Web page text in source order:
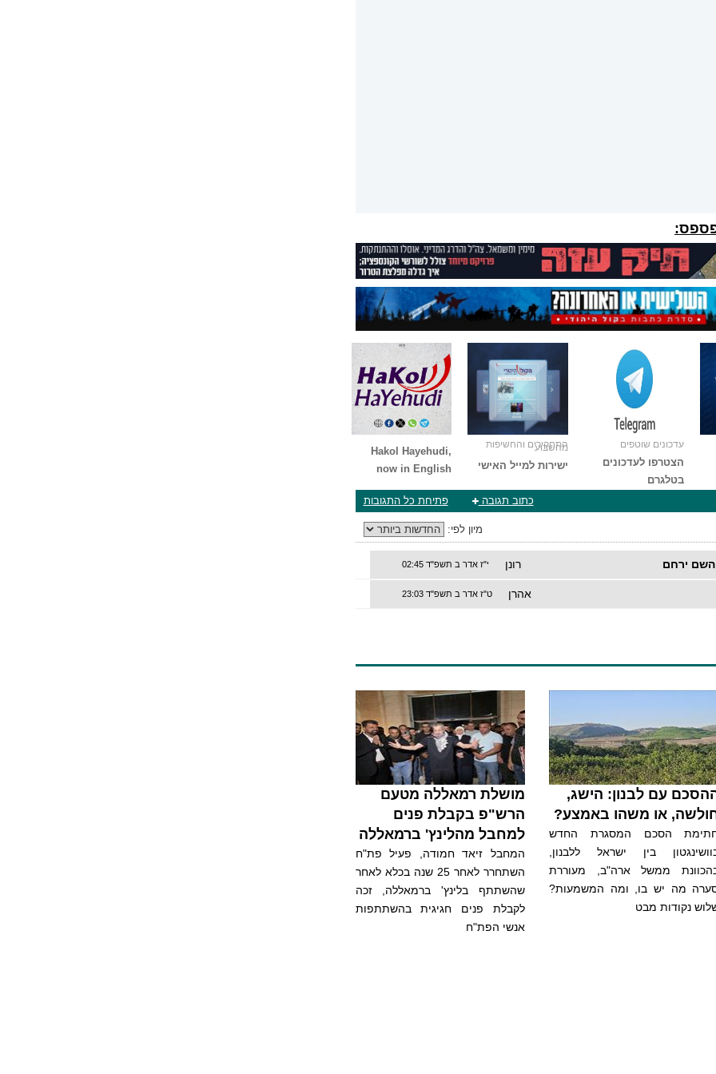
Hakol Hayehudi,
now in English
התחקירים והחשיפות
מהשבוע
ישירות למייל האישי
עדכונים שוטפים
הצטרפו לעדכונים
בטלגרם
פתיחת כל התגובות
כתוב תגובה
מיון לפי:
השם ירחם י"ז אדר ב תשפ"ד 02:45 רונן
ט"ז אדר ב תשפ"ד 23:03 אהרן
עם לבנון: הישג,
או משהו באמצע?
הסכם המסגרת החדש
בין ישראל ללבנון,
ממשל ארה"ב, מעוררת
מה יש בו, ומה המשמעות?
נקודות מבט
מושלת רמאללה מטעם
הרש"פ בקבלת פנים
למחבל מהלינץ' ברמאללה
המחבל זיאד חמודה, פעיל פת"ח
השתחרר לאחר 25 שנה בכלא לאחר
שהשתתף בלינץ' ברמאללה, זכה
לקבלת פנים חגיגית בהשתתפות
אנשי הפת"ח